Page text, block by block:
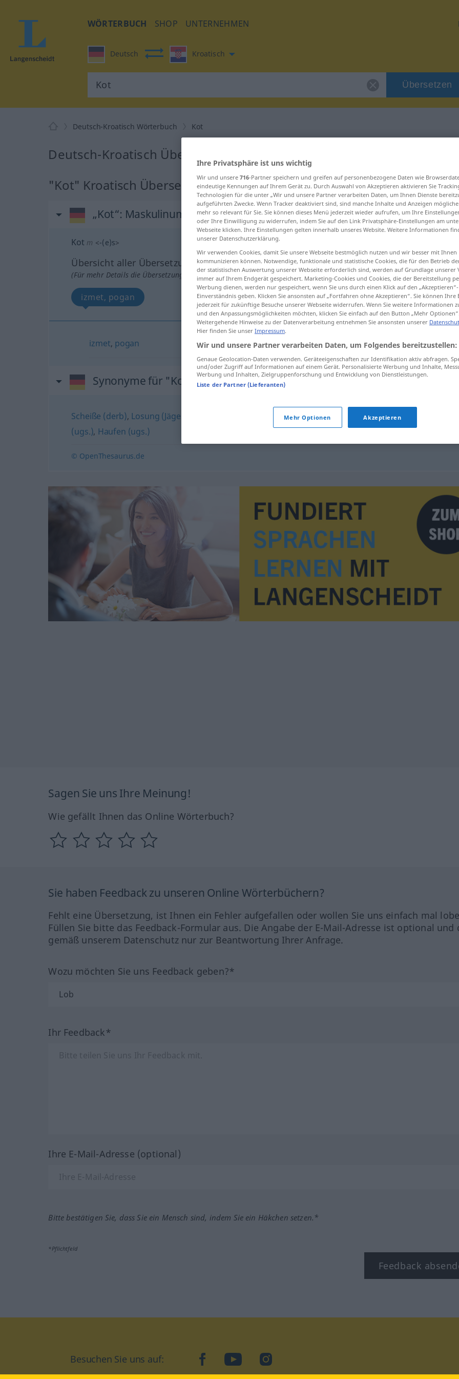
WÖRTERBUCH SHOP UNTERNEHMEN
Deutsch Kroatisch
Übersetzen
Deutsch-Kroatisch Wörterbuch Kot
Deutsch-Kroatisch Übersetzung für "Kot"
"Kot" Kroatisch Übersetzung
„Kot“: Maskulinum
Kot m <-(e)s>
Übersicht aller Übersetzungen
(Für mehr Details die Übersetzung anklicken/antippen)
izmet, pogan
izmet, pogan Kot
Synonyme für "Kot"
Scheiße (derb), Losung (Jägersprache) Stuhl,Fäkalien (Plural) ,Ausscheidung
(ugs.), Haufen (ugs.)
© OpenThesaurus.de
Sagen Sie uns Ihre Meinung!
Wie gefällt Ihnen das Online Wörterbuch?
Sie haben Feedback zu unseren Online Wörterbüchern?
Fehlt eine Übersetzung, ist Ihnen ein Fehler aufgefallen oder wollen Sie uns einfach mal
Füllen Sie bitte das Feedback-Formular aus. Die Angabe der E-Mail-Adresse ist optional und
gemäß unserem Datenschutz nur zur Beantwortung Ihrer Anfrage.
Wozu möchten Sie uns Feedback geben?*
Ihr Feedback*
Ihre E-Mail-Adresse (optional)
Bitte bestätigen Sie, dass Sie ein Mensch sind, indem Sie ein Häkchen setzen.*
*Pflichtfeld
Feedback
Besuchen Sie uns auf: facebookYouTubeInstagram
Ihre Privatsphäre ist uns wichtig
Wir und unsere 716-Partner speichern und greifen auf personenbezogene Daten wie
eindeutige Kennungen auf Ihrem Gerät zu. Durch Auswahl von Akzeptieren aktivieren Sie
Technologien für die unter „Wir und unsere Partner verarbeiten Daten, um Ihnen Dienste
aufgeführten Zwecke. Wenn Tracker deaktiviert sind, sind manche Inhalte und Anzeigen
mehr so relevant für Sie. Sie können dieses Menü jederzeit wieder aufrufen, um Ihre
oder Ihre Einwilligung zu widerrufen, indem Sie auf den Link Privatsphäre-Einstellungen am
Webseite klicken. Ihre Einstellungen gelten innerhalb unseres Website. Weitere Informationen
unserer Datenschutzerklärung.
Wir verwenden Cookies, damit Sie unsere Webseite bestmöglich nutzen und wir besser mit Ihnen
kommunizieren können. Notwendige, funktionale und statistische Cookies, die für den Betrieb
der statistischen Auswertung unserer Webseite erforderlich sind, werden auf Grundlage unserer
immer auf Ihrem Endgerät gespeichert. Marketing-Cookies und Cookies, die der Bereitstellung
Werbung dienen, werden nur gespeichert, wenn Sie uns durch einen Klick auf den
Einverständnis geben. Klicken Sie ansonsten auf „Fortfahren ohne Akzeptieren“. Sie können
jederzeit für zukünftige Besuche unserer Webseite widerrufen. Wenn Sie weitere Informationen
und den Anpassungsmöglichkeiten möchten, klicken Sie einfach auf den Button „Mehr
Weitergehende Hinweise zu der Datenverarbeitung entnehmen Sie ansonsten unserer
Hier finden Sie unser Impressum.
Wir und unsere Partner verarbeiten Daten, um Folgendes bereitzustellen:
Genaue Geolocation-Daten verwenden. Geräteeigenschaften zur Identifikation aktiv abfragen.
und/oder Zugriff auf Informationen auf einem Gerät. Personalisierte Werbung und Inhalte,
Werbung und Inhalten, Zielgruppenforschung und Entwicklung von Dienstleistungen.
Liste der Partner (Lieferanten)
Mehr Optionen Akzeptieren